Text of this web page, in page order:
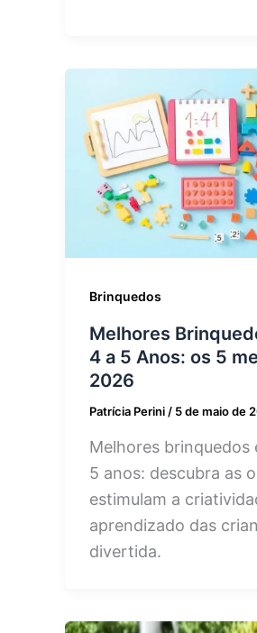
Brinquedos
Melhores
4 a 5 Anos: os 5
2026
Patrícia Perini / 5 de maio de
Melhores brinquedos
5 anos: descubra as
estimulam a
aprendizado das
divertida.